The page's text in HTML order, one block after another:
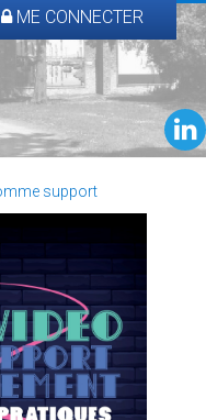
ME CONNECTER
support